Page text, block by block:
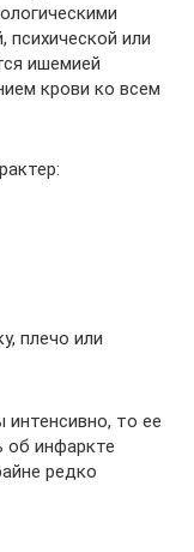
психической или
ишемией
крови ко всем
плечо или
интенсивно, то ее
об инфаркте
редко